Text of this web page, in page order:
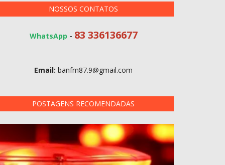
NOSSOS CONTATOS
WhatsApp - 83 336136677
Email: banfm87.9@gmail.com
POSTAGENS RECOMENDADAS